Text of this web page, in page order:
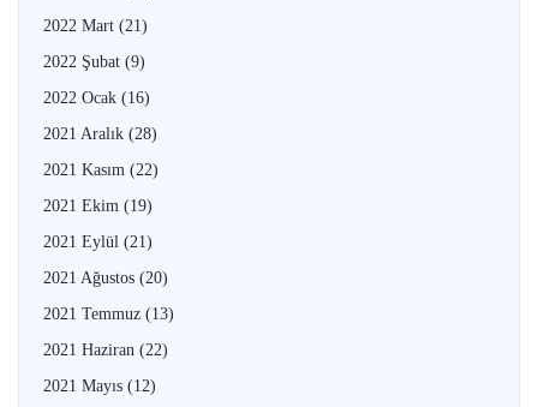
2022 Mart (21)
2022 Şubat (9)
2022 Ocak (16)
2021 Aralık (28)
2021 Kasım (22)
2021 Ekim (19)
2021 Eylül (21)
2021 Ağustos (20)
2021 Temmuz (13)
2021 Haziran (22)
2021 Mayıs (12)